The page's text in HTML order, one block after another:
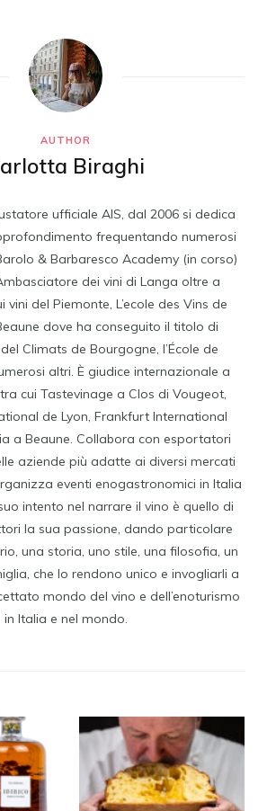
AUTHOR
Biraghi
ufficiale AIS, dal 2006 si dedica
frequentando numerosi
& Barbaresco Academy (in corso)
dei vini di Langa oltre a
vini del Piemonte, L’ecole des Vins de
dove ha conseguito il titolo di
Climats de Bourgogne, l’École de
altri. È giudice internazionale a
cui Tastevinage a Clos di Vougeot,
de Lyon, Frankfurt International
a Beaune. Collabora con esportatori
aziende più adatte ai diversi mercati
eventi enogastronomici in Italia
intento nel narrare il vino è quello di
la sua passione, dando particolare
una storia, uno stile, una filosofia, un
che lo rendono unico e invogliarli a
mondo del vino e dell’enoturismo
in Italia e nel mondo.